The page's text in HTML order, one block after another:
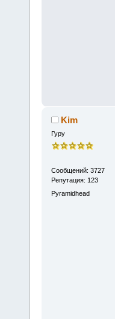
Kim
Гуру
Сообщений: 3727
Репутация: 123
Pyramidhead